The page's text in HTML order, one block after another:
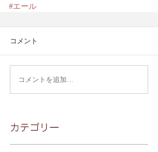
#エール
コメント
コメントを追加…
​カテゴリー